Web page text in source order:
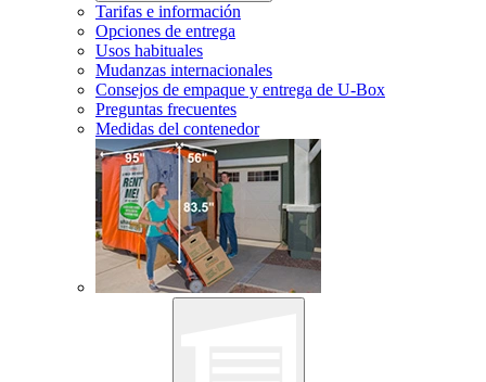
Tarifas e información
Opciones de entrega
Usos habituales
Mudanzas internacionales
Consejos de empaque y entrega de U-Box
Preguntas frecuentes
Medidas del contenedor